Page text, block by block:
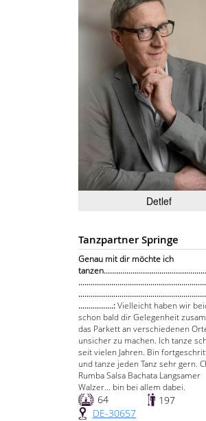
Detlef
Tanzpartner Springe
Genau mit dir möchte ich
.................:Vielleicht haben wir
schon bald dir Gelegenheit
das Parkett an verschiedenen
unsicher zu machen. Ich tanze
seit vielen Jahren. Bin
und tanze jeden Tanz sehr gern.
Rumba Salsa Bachata Langsamer
Walzer... bin bei allem dabei.
64
197
DE-30657